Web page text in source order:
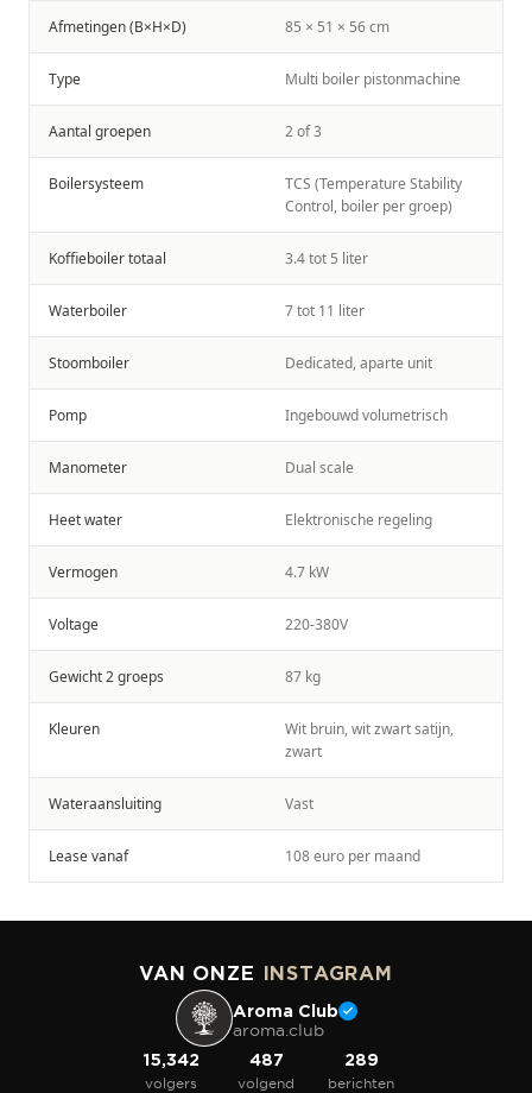
Afmetingen (B×H×D) 85 × 51 × 56 cm
Type Multi boiler pistonmachine
Aantal groepen 2 of 3
Boilersysteem
TCS (Temperature Stability
Control, boiler per groep)
Koffieboiler totaal 3.4 tot 5 liter
Waterboiler 7 tot 11 liter
Stoomboiler Dedicated, aparte unit
Pomp Ingebouwd volumetrisch
Manometer Dual scale
Heet water Elektronische regeling
Vermogen 4.7 kW
Voltage 220-380V
Gewicht 2 groeps 87 kg
Kleuren
Wit bruin, wit zwart satijn,
zwart
Wateraansluiting Vast
Lease vanaf 108 euro per maand
VAN ONZE INSTAGRAM
Aroma Club
aroma.club
15,342
volgers
487
volgend
289
berichten